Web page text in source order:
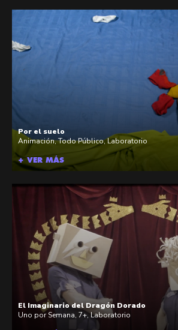
Por el suelo
Animación,Todo Público,Laboratorio
+ VER MÁS
El Imaginario del Dragón Dorado
Uno por Semana, 7+,Laboratorio